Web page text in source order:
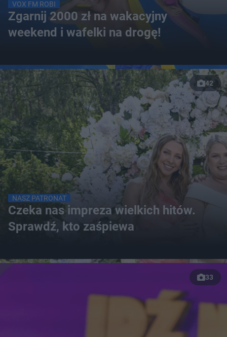
VOX FM ROBI
Zgarnij 2000 zł na wakacyjny
weekend i wafelki na drogę!
42
NASZ PATRONAT
Czeka nas impreza wielkich hitów.
Sprawdź, kto zaśpiewa
33